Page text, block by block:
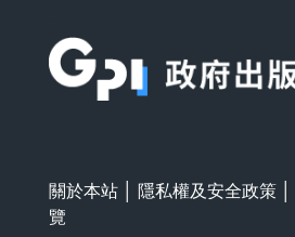
關於本站 隱私權及安全政策
覽